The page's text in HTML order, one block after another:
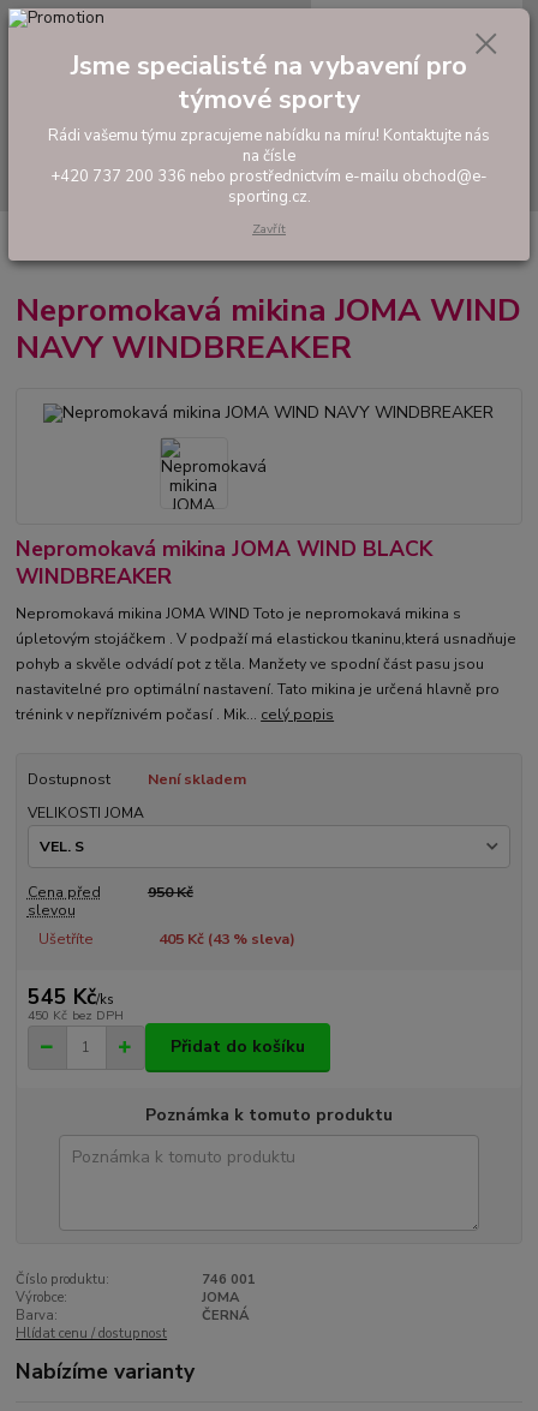
Hledat
tel: +420 737 200 336
0,00 Kč
Nepromokavá mikina JOMA WIND NAVY
WINDBREAKER
Nepromokavá mikina JOMA WIND
NAVY WINDBREAKER
Nepromokavá mikina JOMA WIND BLACK
WINDBREAKER
Nepromokavá mikina JOMA WIND Toto je nepromokavá mikina s
úpletovým stojáčkem . V podpaží má elastickou tkaninu,která usnadňuje
pohyb a skvěle odvádí pot z těla. Manžety ve spodní část pasu jsou
nastavitelné pro optimální nastavení. Tato mikina je určená hlavně pro
trénink v nepříznivém počasí . Mik... celý popis
Dostupnost
Není skladem
VELIKOSTI JOMA
Cena před
slevou
950 Kč
Ušetříte 405 Kč (43% sleva)
545 Kč/ks
450 Kč bez DPH
Přidat do košíku
Poznámka k tomuto produktu
Číslo produktu:
746 001
Výrobce:
JOMA
Barva:
ČERNÁ
Hlídat cenu / dostupnost
Nabízíme varianty
Jsme specialisté na vybavení pro
týmové sporty
Rádi vašemu týmu zpracujeme nabídku na míru! Kontaktujte nás
na čísle
+420 737 200 336 nebo prostřednictvím e-mailu obchod@e-
sporting.cz.
Zavřít